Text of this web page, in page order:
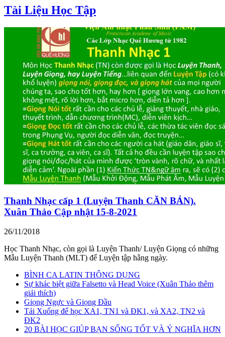
Tài Liệu Học Tập
Thanh Nhạc cấp 1 (Luyện Thanh CĂN BẢN).
Xuân Thảo Cập nhật 15-8-2021
26/11/2018
Học Thanh Nhạc, còn gọi là Luyện Thanh/ Luyện Giọng có những
Mẫu Luyện Thanh (MLT) để Luyện tập hằng ngày.
BÌNH CA LATIN THÔNG DỤNG
Sự khác biệt giữa Falsetto và Head Voice (Xuân Thảo thêm
giải thích)
Giọng Ngực và Giọng Đầu
Tải Xuống để học XA1, TN1 và ĐK1, và XA2, TN2 và
ĐK2
20 BÀI HỌC GIÚP BẠN SỐNG TỐT VÀ Ý NGHĨA HƠN